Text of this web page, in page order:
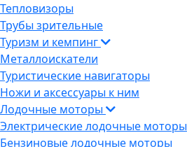
Тепловизоры
Трубы зрительные
Туризм и кемпинг
Металлоискатели
Туристические навигаторы
Ножи и аксессуары к ним
Лодочные моторы
Электрические лодочные моторы
Бензиновые лодочные моторы